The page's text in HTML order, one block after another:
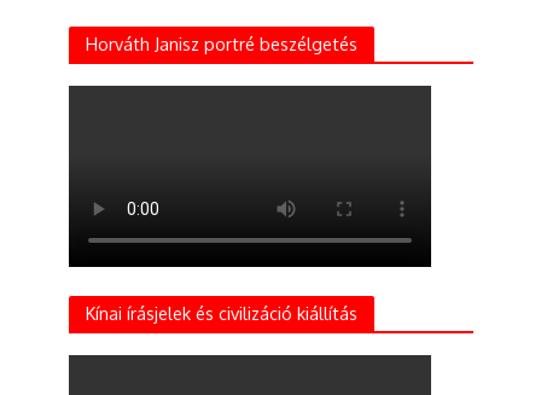
Horváth Janisz portré beszélgetés
Kínai írásjelek és civilizáció kiállítás